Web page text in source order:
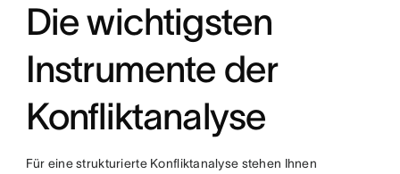
Die wichtigsten
Instrumente der
Konfliktanalyse
Für eine strukturierte Konfliktanalyse stehen Ihnen